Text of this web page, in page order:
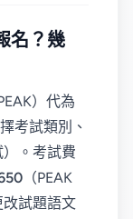
名？幾
）代為
考試類別、
。考試費
（PEAK
試題語文